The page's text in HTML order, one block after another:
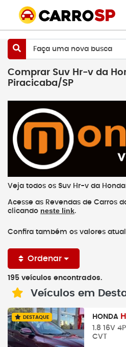
Faça uma nova busca
Comprar Suv Hr-v da
Piracicaba/SP
Veja todos os Suv Hr-v da
Acesse as Revendas de Carros
clicando neste link.
Confira também os valores
Ordenar
195 veículos encontrados.
Veículos em
DESTAQUE HONDA
1.8 16V
CVT